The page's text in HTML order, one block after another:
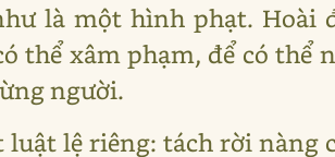
là một hình phạt. Hoài
thể xâm phạm, để có thể
người.
lệ riêng: tách rời nàng